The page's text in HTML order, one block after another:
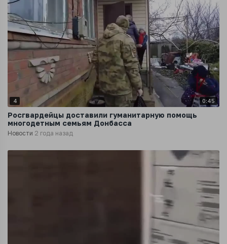
4 0:45
Росгвардейцы доставили гуманитарную помощь
многодетным семьям Донбасса
Новости 2 года назад